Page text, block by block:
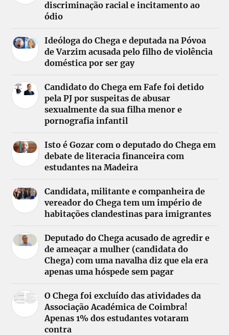
discriminação racial e incitamento ao
ódio
Ideóloga do Chega e deputada na Póvoa
de Varzim acusada pelo filho de violência
doméstica por ser gay
Candidato do Chega em Fafe foi detido
pela PJ por suspeitas de abusar
sexualmente da sua filha menor e
pornografia infantil
Isto é Gozar com o deputado do Chega em
debate de literacia financeira com
estudantes na Madeira
Candidata, militante e companheira de
vereador do Chega tem um império de
habitações clandestinas para imigrantes
Deputado do Chega acusado de agredir e
de ameaçar a mulher (candidata do
Chega) com uma navalha diz que ela era
apenas uma hóspede sem pagar
O Chega foi excluído das atividades da
Associação Académica de Coimbra!
Apenas 1% dos estudantes votaram
contra